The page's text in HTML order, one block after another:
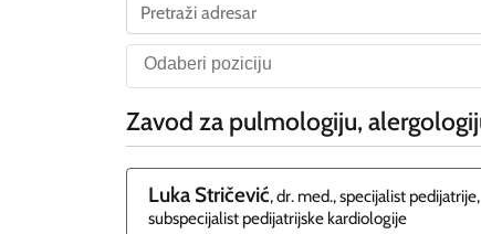
Zavod za pulmologiju,
Luka Stričević, dr. med., specijalist pedijatrije,
subspecijalist pedijatrijske kardiologije